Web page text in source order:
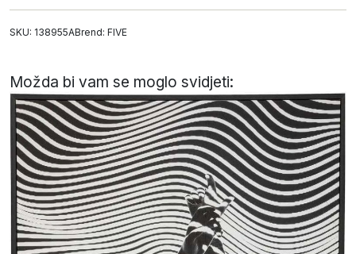
SKU: 138955ABrend: FIVE
Možda bi vam se moglo svidjeti: